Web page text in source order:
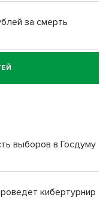
за смерть
за смерть
выборов в Госдуму
кибертурнир